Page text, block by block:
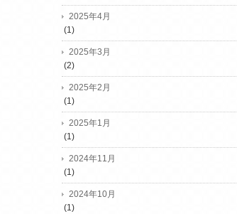
2025年4月
(1)
2025年3月
(2)
2025年2月
(1)
2025年1月
(1)
2024年11月
(1)
2024年10月
(1)